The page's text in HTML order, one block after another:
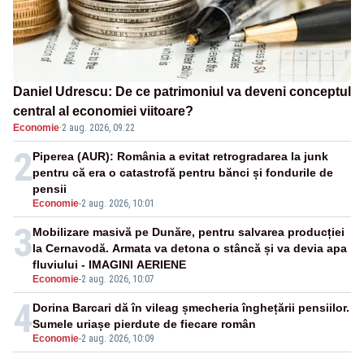
Daniel Udrescu: De ce patrimoniul va deveni conceptul
central al economiei viitoare?
Economie·2 aug. 2026, 09:22
2
Economie-2 aug. 2026, 10:01
Piperea (AUR): România a evitat retrogradarea la junk
pentru că era o catastrofă pentru bănci și fondurile de
pensii
3
Economie-2 aug. 2026, 10:07
Mobilizare masivă pe Dunăre, pentru salvarea producției
la Cernavodă. Armata va detona o stâncă și va devia apa
fluviului - IMAGINI AERIENE
4 Economie-2 aug. 2026, 10:09
Dorina Barcari dă în vileag șmecheria înghețării pensiilor.
Sumele uriașe pierdute de fiecare român